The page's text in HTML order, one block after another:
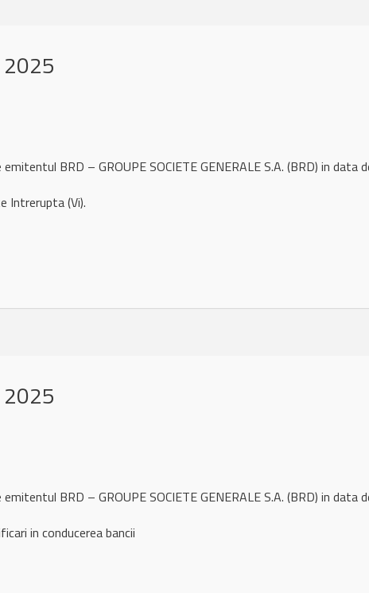
2025
BRD – GROUPE SOCIETE GENERALE S.A. (BRD) in data
Intrerupta (Vi).
2025
BRD – GROUPE SOCIETE GENERALE S.A. (BRD) in data
in conducerea bancii